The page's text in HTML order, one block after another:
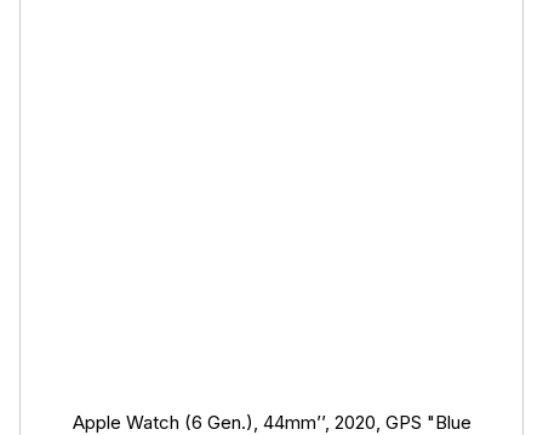
Apple Watch (6 Gen.), 44mm’’, 2020, GPS "Blue